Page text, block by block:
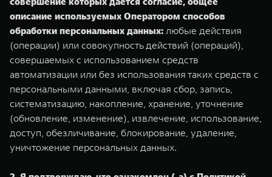
описание используемых Оператором способов
обработки персональных данных: любые действия
(операции) или совокупность действий (операций),
совершаемых с использованием средств
автоматизации или без использования таких средств с
персональными данными, включая сбор, запись,
систематизацию, накопление, хранение, уточнение
(обновление, изменение), извлечение, использование,
доступ, обезличивание, блокирование, удаление,
уничтожение персональных данных.